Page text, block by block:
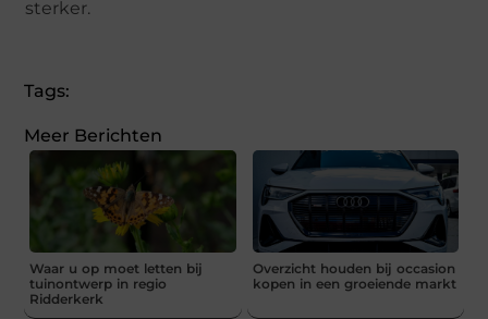
sterker.
Tags:
Meer Berichten
Waar u op moet letten bij
tuinontwerp in regio
Ridderkerk
Overzicht houden bij occasion
kopen in een groeiende markt